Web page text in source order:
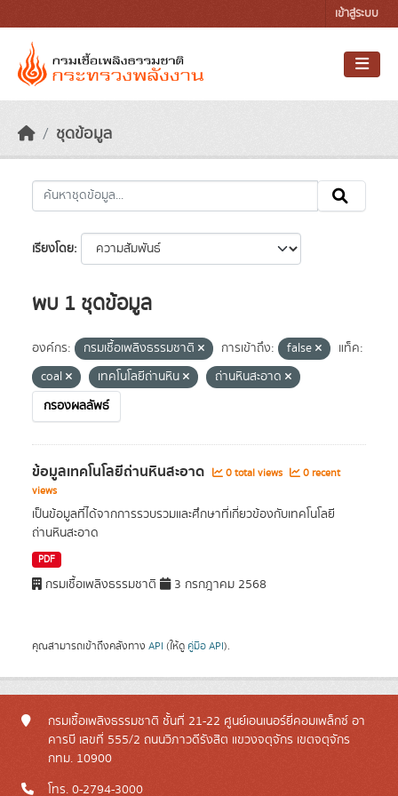
เข้าสู่ระบบ
ชุดข้อมูล
เรียงโดย
พบ 1 ชุดข้อมูล
องค์กร: กรมเชื้อเพลิงธรรมชาติ การเข้าถึง: false
แท็ค:
coal
เทคโนโลยีถ่านหิน
ถ่านหินสะอาด
กรองผลลัพธ์
ข้อมูลเทคโนโลยีถ่านหินสะอาด 0 total views
0 recent
views
เป็นข้อมูลที่ได้จากการรวบรวมและศึกษาที่เกี่ยวข้องกับเทคโนโลยี
ถ่านหินสะอาด
PDF
กรมเชื้อเพลิงธรรมชาติ 3 กรกฎาคม 2568
คุณสามารถเข้าถึงคลังทาง API (ให้ดู คู่มือ API).
กรมเชื้อเพลิงธรรมชาติ ชั้นที่ 21-22 ศูนย์เอนเนอร์ยี่คอมเพล็กซ์ อา
คารบี เลขที่ 555/2 ถนนวิภาวดีรังสิต แขวงจตุจักร เขตจตุจักร
กทม. 10900
โทร. 0-2794-3000